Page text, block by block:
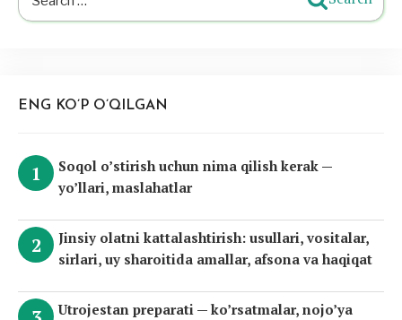
for:
ENG KO’P O’QILGAN
Soqol o’stirish uchun nima qilish kerak —
yo’llari, maslahatlar
Jinsiy olatni kattalashtirish: usullari, vositalar,
sirlari, uy sharoitida amallar, afsona va haqiqat
Utrojestan preparati — ko’rsatmalar, nojo’ya